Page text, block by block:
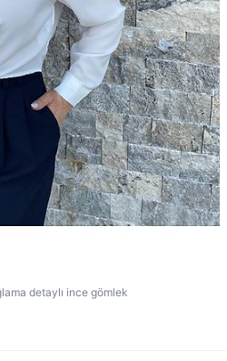
detaylı ince gömlek